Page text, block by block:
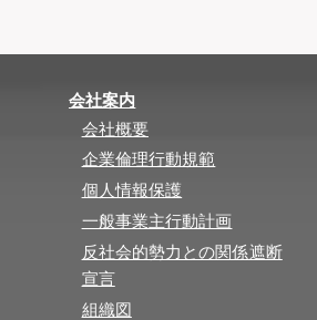
会社案内
会社概要
企業倫理行動規範
個人情報保護
一般事業主行動計画
反社会的勢力との関係遮断
宣言
組織図